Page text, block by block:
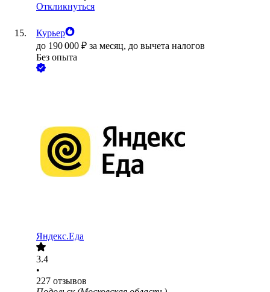
Откликнуться
Курьер
до 190 000 ₽ за месяц, до вычета налогов
Без опыта
Яндекс.Еда
3.4
•
227 отзывов